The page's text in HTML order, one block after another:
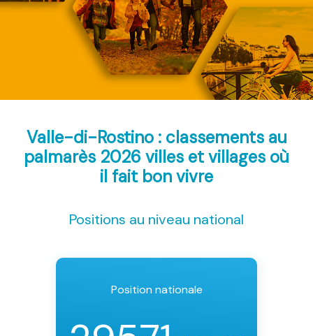
Valle-di-Rostino : classements au
palmarès 2026 villes et villages où
il fait bon vivre
Positions au niveau national
Position nationale